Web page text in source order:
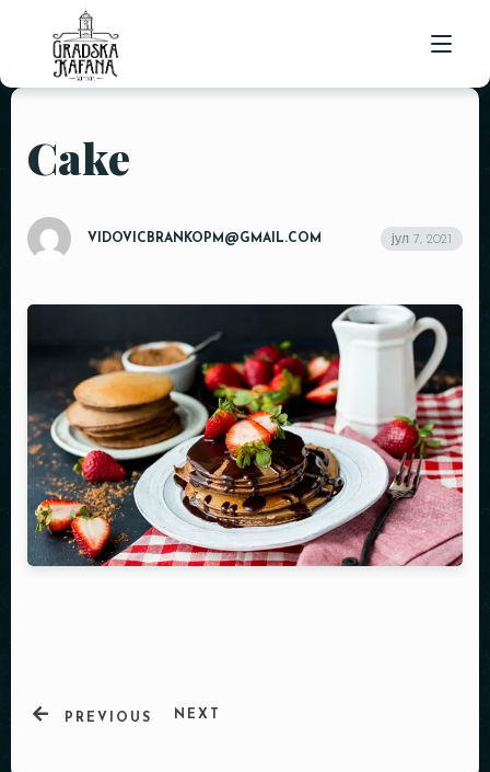
POČETNA
ORGANIZACIJA DOGAĐAJA
KETERING
O NAMA
REZERVACIJE
Cake
VIDOVICBRANKOPM@GMAIL.COM јул 7, 2021
PREVIOUS NEXT